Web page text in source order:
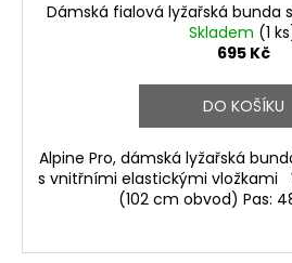
Dámská fialová lyžařská bunda
Skladem (1
695 Kč
DO KOŠÍKU
Alpine Pro, dámská lyžařská
s vnitřními elastickými vložkami
(102 cm obvod) Pas: